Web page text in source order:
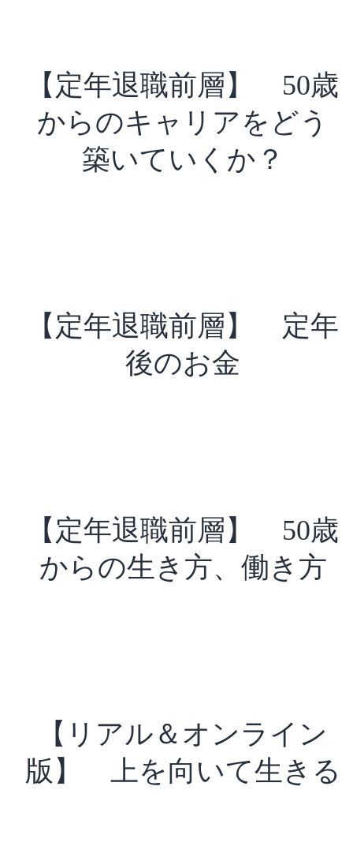
【定年退職前層】 50歳
からのキャリアをどう
築いていくか？
【定年退職前層】 定年
後のお金
【定年退職前層】 50歳
からの生き方、働き方
【リアル＆オンライン
版】 上を向いて生きる